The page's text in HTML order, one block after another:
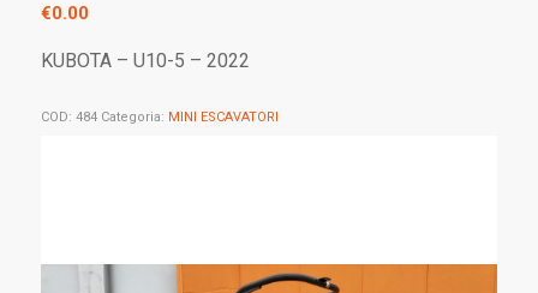
€0.00
KUBOTA – U10-5 – 2022
COD: 484 Categoria: MINI ESCAVATORI